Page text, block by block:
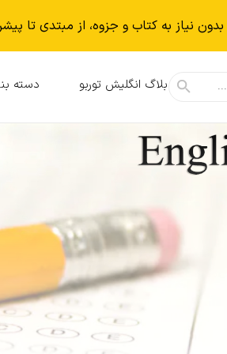
نياز به كتاب و جزوه، از مبتدی تا
بلاگ انگلیش توربو دسته